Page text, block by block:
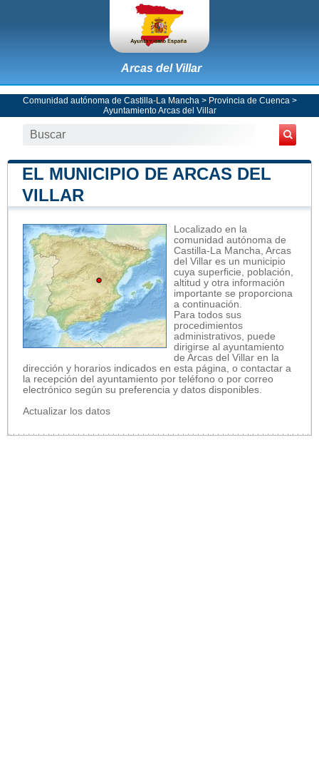
Arcas del Villar
Comunidad autónoma de Castilla-La Mancha > Provincia de Cuenca >
Ayuntamiento Arcas del Villar
EL MUNICIPIO DE ARCAS DEL
VILLAR
Localizado en la
comunidad autónoma de
Castilla-La Mancha, Arcas
del Villar es un municipio
cuya superficie, población,
altitud y otra información
importante se proporciona
a continuación.
Para todos sus
procedimientos
administrativos, puede
dirigirse al ayuntamiento
de Arcas del Villar en la
dirección y horarios indicados en esta página, o contactar a
la recepción del ayuntamiento por teléfono o por correo
electrónico según su preferencia y datos disponibles.
Actualizar los datos